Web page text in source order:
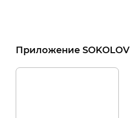
Приложение SOKOLOV